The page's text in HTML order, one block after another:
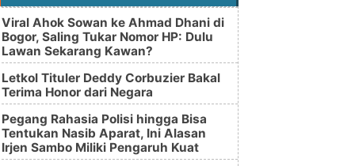
Viral Ahok Sowan ke Ahmad Dhani di
Bogor, Saling Tukar Nomor HP: Dulu
Lawan Sekarang Kawan?
Letkol Tituler Deddy Corbuzier Bakal
Terima Honor dari Negara
Pegang Rahasia Polisi hingga Bisa
Tentukan Nasib Aparat, Ini Alasan
Irjen Sambo Miliki Pengaruh Kuat